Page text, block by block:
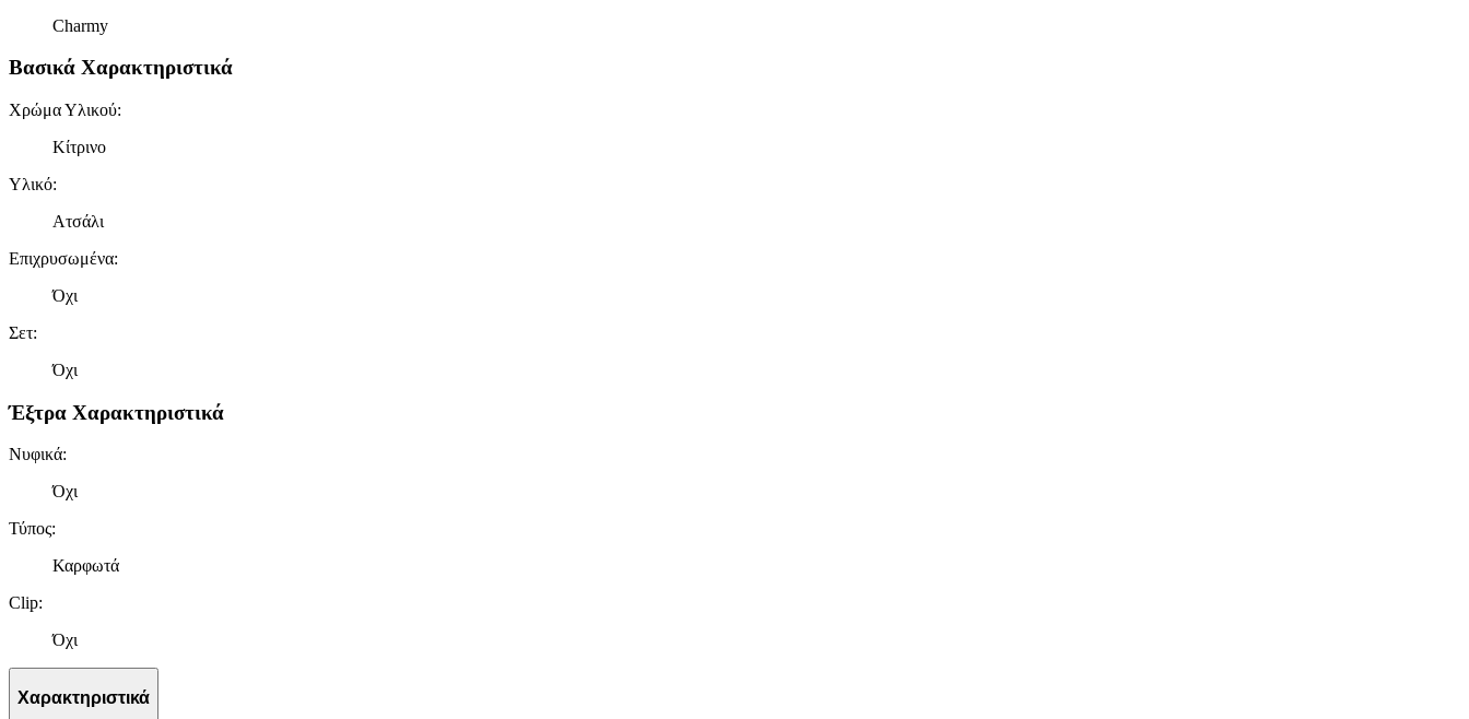
Charmy
Βασικά Χαρακτηριστικά
Χρώμα Υλικού:
Κίτρινο
Υλικό:
Ατσάλι
Επιχρυσωμένα:
Όχι
Σετ:
Όχι
Έξτρα Χαρακτηριστικά
Νυφικά:
Όχι
Τύπος:
Καρφωτά
Clip:
Όχι
Χαρακτηριστικά